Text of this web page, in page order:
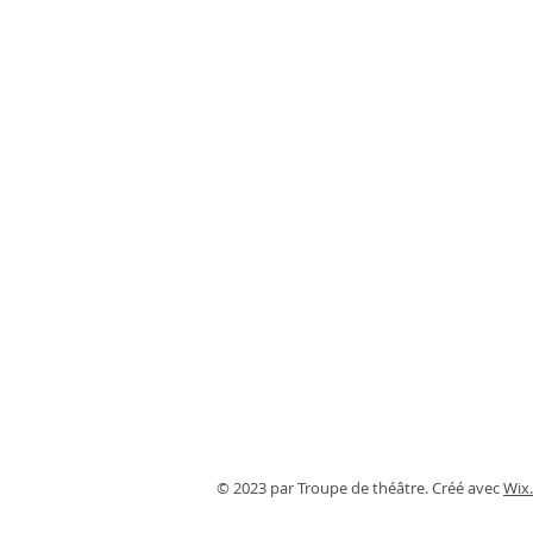
© 2023 par Troupe de théâtre. Créé avec